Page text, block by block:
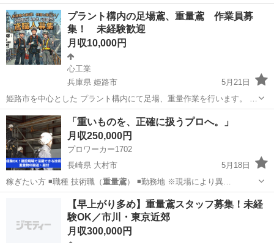
動する「一…
兵庫 姫路市 姫路駅 鳶職 重量鳶
プラント構内の足場鳶、重量鳶 作業員募
集！ 未経験歓迎
月収10,000円
心工業
兵庫県 姫路市
5月21日
姫路市を中心とした プラント構内にて足場、重量作業を行います。 未
経験者でも問題ありません。 給料は日当月給になります。
兵庫 姫路市 鳶職 未経験
「重いものを、正確に扱うプロへ。」
月収250,000円
プロワーカー1702
長崎県 大村市
5月18日
稼ぎたい方 ◾️職種 技術職（重量鳶 ） ◾️勤務地 ※現場により異…
その他 未経験
【早上がり多め】重量鳶スタッフ募集！未経
験OK／市川・東京近郊
月収300,000円